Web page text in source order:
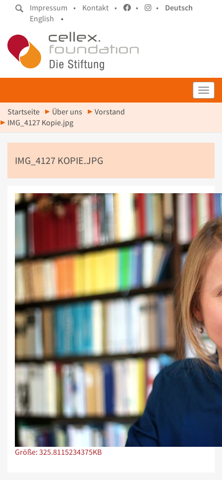
Impressum • Kontakt • • •
Deutsch
English
•
Startseite Über uns
Vorstand
IMG_4127 Kopie.jpg
IMG_4127 KOPIE.JPG
Zeige Bild in voller Größe…
Größe: 325.8115234375KB